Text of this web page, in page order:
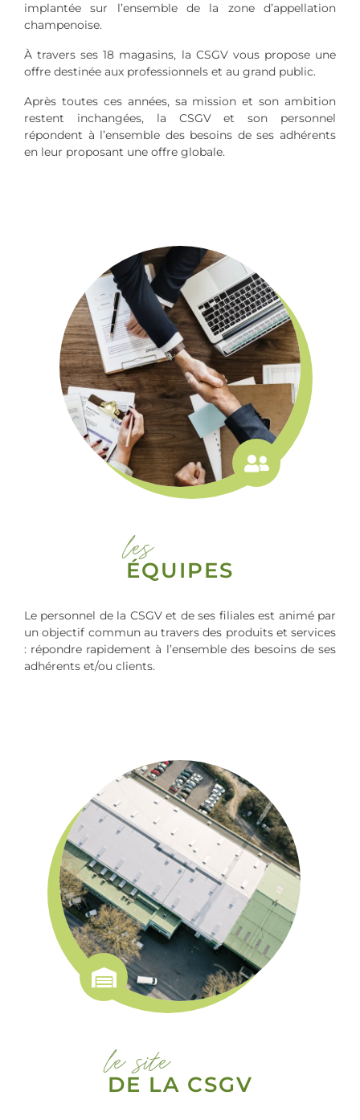
implantée sur l’ensemble de la zone d’appellation
champenoise.
À travers ses 18 magasins, la CSGV vous propose une
offre destinée aux professionnels et au grand public.
Après toutes ces années, sa mission et son ambition
restent inchangées, la CSGV et son personnel
répondent à l’ensemble des besoins de ses adhérents
en leur proposant une offre globale.
les
ÉQUIPES
Le personnel de la CSGV et de ses filiales est animé par
un objectif commun au travers des produits et services
: répondre rapidement à l’ensemble des besoins de ses
adhérents et/ou clients.
le site
DE LA CSGV